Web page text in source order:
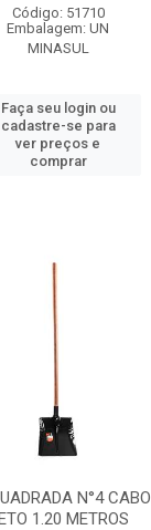
Código: 51710
Embalagem: UN
MINASUL
Faça seu login ou
cadastre-se para
ver preços e
comprar
N°4 CABO
1.20 METROS